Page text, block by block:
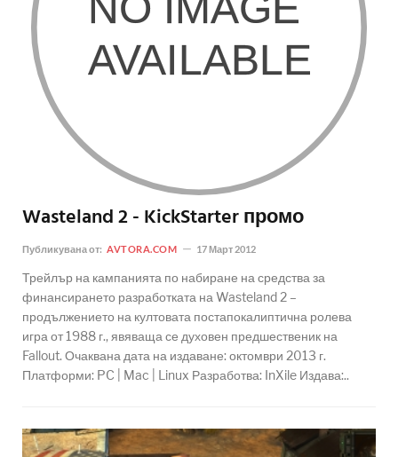
Wasteland 2 - KickStarter промо
Публикувана от: AVTORA.COM 17 Март 2012
Трейлър на кампанията по набиране на средства за
финансирането разработката на Wasteland 2 –
продължението на култовата постапокалиптична ролева
игра от 1988 г., явяваща се духовен предшественик на
Fallout. Очаквана дата на издаване: октомври 2013 г.
Платформи: PC | Mac | Linux Разработва: InXile Издава:..